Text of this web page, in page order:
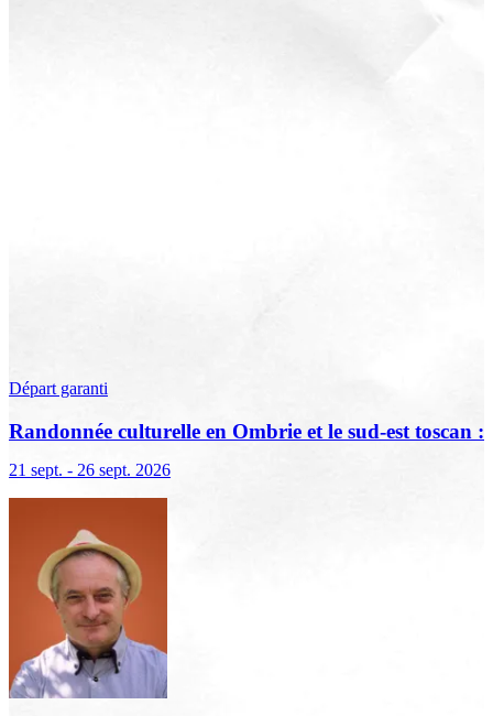
Départ garanti
Randonnée culturelle en Ombrie et le sud-est toscan :
21 sept. - 26 sept. 2026